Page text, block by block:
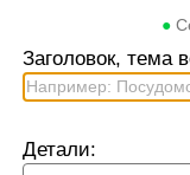
●
Заголовок, тема
Детали: